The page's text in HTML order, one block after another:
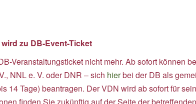
zu DB-Event-Ticket
Veranstaltungsticket nicht mehr. Ab sofort können
NNL e. V. oder DNR – sich hierbei der DB als
14 Tage) beantragen. Der VDN wird ab sofort für